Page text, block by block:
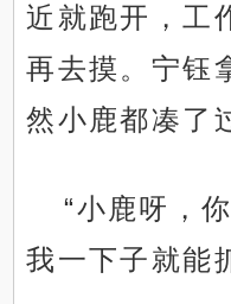
近就跑开，工
再去摸。宁钰
然小鹿都凑了
“小鹿呀，
我一下子就能